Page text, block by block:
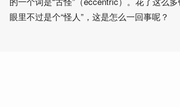
眼里不过是个“怪人”，这是怎么一回事呢？